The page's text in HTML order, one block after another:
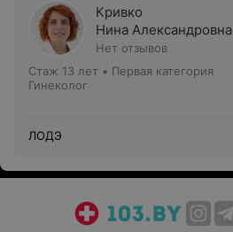
Кривко
Нина Александровна
Нет отзывов
Стаж 13 лет • Первая категория
Гинеколог
ЛОДЭ